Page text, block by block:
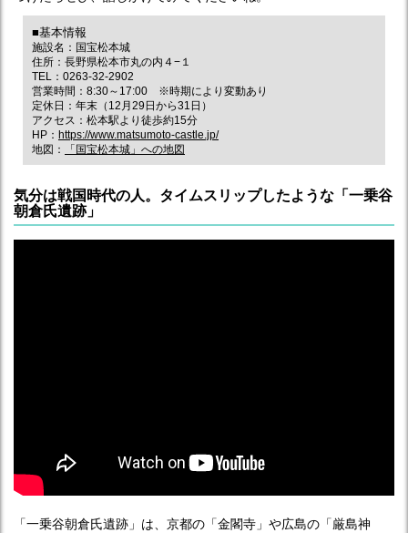
■基本情報
施設名：国宝松本城
住所：長野県松本市丸の内４−１
TEL：0263-32-2902
営業時間：8:30～17:00 ※時期により変動あり
定休日：年末（12月29日から31日）
アクセス：松本駅より徒歩約15分
HP： https://www.matsumoto-castle.jp/
地図：
「国宝松本城」への地図
気分は戦国時代の人。タイムスリップしたような「一乗谷
朝倉氏遺跡」
「一乗谷朝倉氏遺跡」は、京都の「金閣寺」や広島の「厳島神